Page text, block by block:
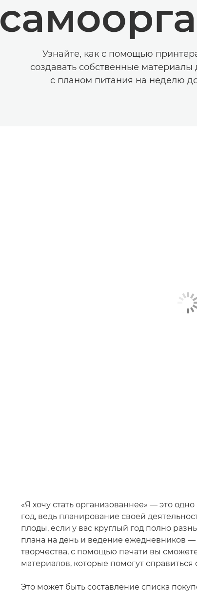
Узнайте, как с помощью
создавать собственные
с планом питания на неделю
«Я хочу стать организованнее» — это
год, ведь планирование своей
плоды, если у вас круглый год полно
плана на день и ведение ежедневников —
творчества, с помощью печати вы
материалов, которые помогут
Это может быть составление списка